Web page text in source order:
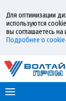
Для оптимизации
используются
вы соглашаетесь
Подробнее о